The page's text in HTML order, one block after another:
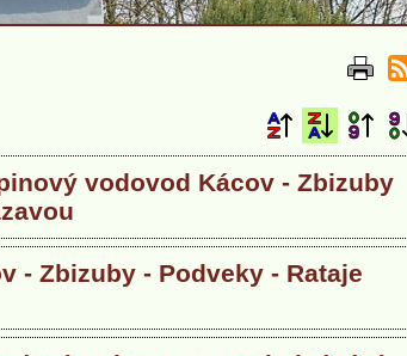
vodovod Kácov - Zbizuby
- Zbizuby - Podveky - Rataje